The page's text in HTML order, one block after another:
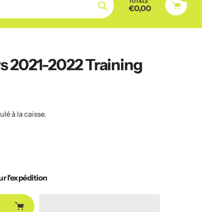
Chercher
€0,00
2021-2022 Training
à la caisse.
l'expédition